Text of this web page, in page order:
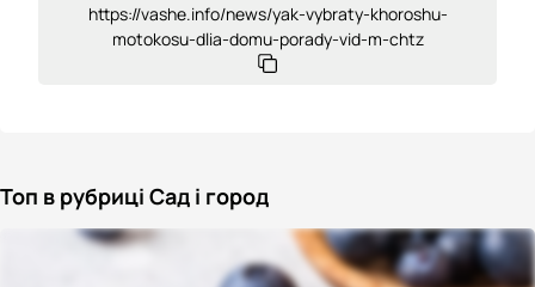
https://vashe.info/news/yak-vybraty-khoroshu-
motokosu-dlia-domu-porady-vid-m-chtz
Топ в рубриці Сад і город